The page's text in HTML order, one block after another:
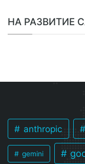
НА РАЗВИТИЕ
anthropic
gemini